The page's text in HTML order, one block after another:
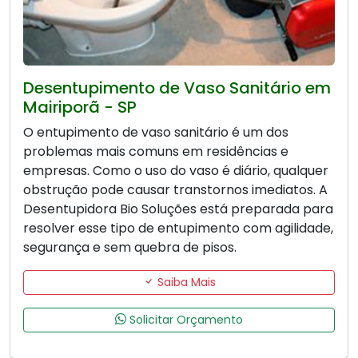
Desentupimento de Vaso Sanitário em
Mairiporã - SP
O entupimento de vaso sanitário é um dos
problemas mais comuns em residências e
empresas. Como o uso do vaso é diário, qualquer
obstrução pode causar transtornos imediatos. A
Desentupidora Bio Soluções está preparada para
resolver esse tipo de entupimento com agilidade,
segurança e sem quebra de pisos.
Saiba Mais
Solicitar Orçamento